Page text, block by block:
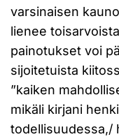
varsinaisen
lienee
painotukset voi
sijoitetuista
”kaiken
mikäli kirjani
todellisuudessa,/